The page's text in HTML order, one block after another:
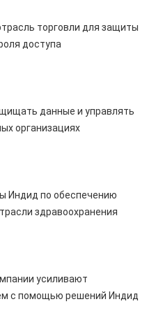
торговли для защиты
доступа
данные и управлять
организациях
Индид по обеспечению
здравоохранения
усиливают
с помощью решений Индид